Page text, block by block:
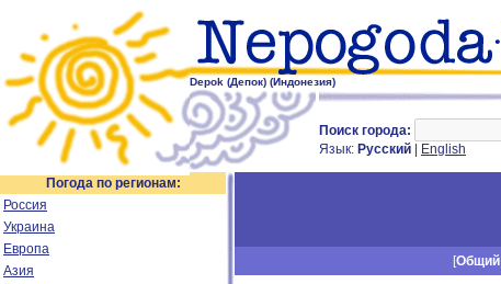
Depok (Депок) (Индонезия)
Поиск города:
Язык: Русский English
Погода по регионам:
Россия
Украина
Европа
Азия
[Общий